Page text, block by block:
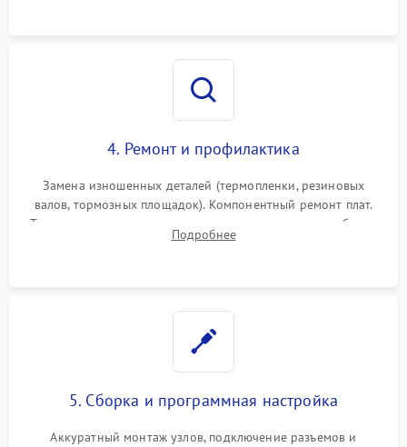
4. Ремонт и профилактика
Замена изношенных деталей (термопленки, резиновых
валов, тормозных площадок). Компонентный ремонт плат.
Тщательная очистка тракта печати, контактов и линз блока
лазера (LSU) от просыпанного тонера и пыли.
Подробнее
5. Сборка и программная настройка
Аккуратный монтаж узлов, подключение разъемов и